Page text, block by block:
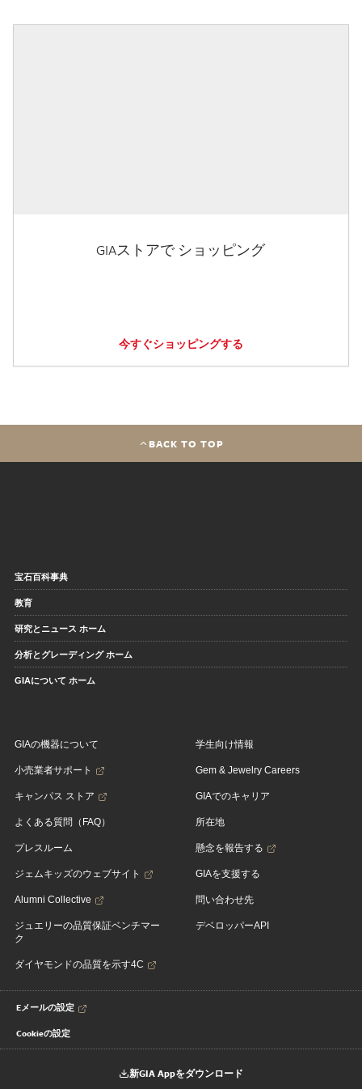
GIAストアで ショッピング
今すぐショッピングする
BACK TO TOP
宝石百科事典
教育
研究とニュース ホーム
分析とグレーディング ホーム
GIAについて ホーム
GIAの機器について
小売業者サポート
キャンパス ストア
よくある質問（FAQ）
プレスルーム
ジェムキッズのウェブサイト
Alumni Collective
ジュエリーの品質保証ベンチマー
ク
ダイヤモンドの品質を示す4C
学生向け情報
Gem & Jewelry Careers
GIAでのキャリア
所在地
懸念を報告する
GIAを支援する
問い合わせ先
デベロッパーAPI
Eメールの設定
Cookieの設定
新GIA Appをダウンロード